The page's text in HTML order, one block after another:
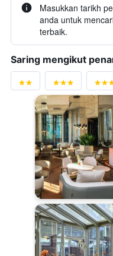
Masukkan tarikh
anda untuk
terbaik.
Saring mengikut